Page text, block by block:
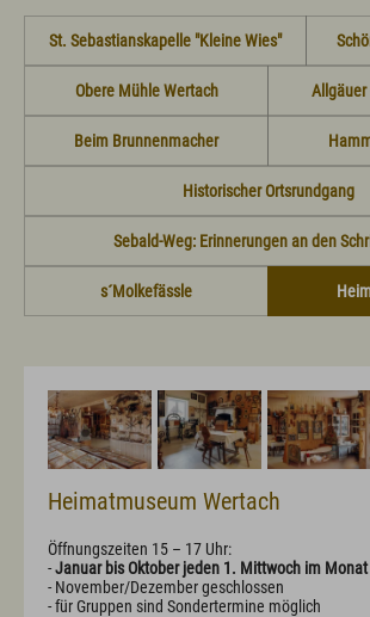
Urlaub im Allgäu
Suchen & Buchen
Urlaub auf dem Bauernhof
Selbstversorgerhütten und -häuser
Infos zum Urlaub mit dem Hund
Infos zum Urlaub mit Handicap
Tagungsmöglichkeiten
Sehenswertes in Wertach
Kirchen und Kapellen
Brauchtum
Viehscheid / Alpen
Natur & Landschaft
Schlösser und Burgen
Wertacher Marktprodukte "vo eis dahoim"
Ortsvorstellung & Historisches
St. Sebastianskapelle "Kleine Wies"
Obere Mühle Wertach Allgäuer
Beim Brunnenmacher
Historischer Ortsrundgang
Sebald-Weg: Erinnerungen an den
s´Molkefässle
Heimatmuseum Wertach
Öffnungszeiten 15 – 17 Uhr:
-Januar bis Oktober jeden 1. Mittwoch im Monat
- November/Dezember geschlossen
- für Gruppen sind Sondertermine möglich